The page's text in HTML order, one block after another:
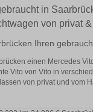
in
von privat
Ihren
einen Mercedes
Vito von Vito in
von privat und vom